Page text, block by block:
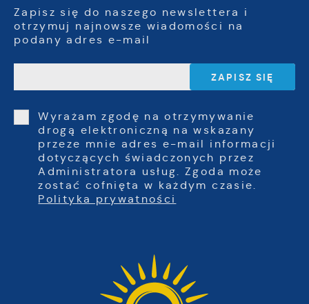
Zapisz się do naszego newslettera i
otrzymuj najnowsze wiadomości na
podany adres e-mail
Wyrażam zgodę na otrzymywanie
drogą elektroniczną na wskazany
przeze mnie adres e-mail informacji
dotyczących świadczonych przez
Administratora usług. Zgoda może
zostać cofnięta w każdym czasie.
Polityka prywatności